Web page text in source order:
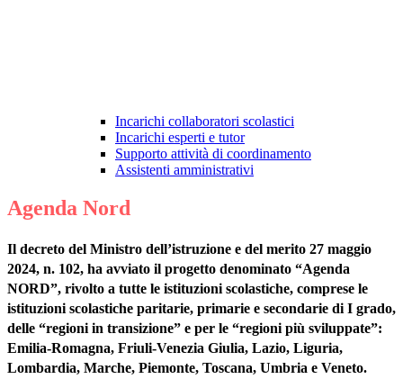
Incarichi collaboratori scolastici
Incarichi esperti e tutor
Supporto attività di coordinamento
Assistenti amministrativi
Agenda Nord
Il decreto del Ministro dell’istruzione e del merito 27 maggio
2024, n. 102, ha avviato il progetto denominato “Agenda
NORD”, rivolto a tutte le istituzioni scolastiche, comprese le
istituzioni scolastiche paritarie, primarie e secondarie di I grado,
delle “regioni in transizione” e per le “regioni più sviluppate”:
Emilia-Romagna, Friuli-Venezia Giulia, Lazio, Liguria,
Lombardia, Marche, Piemonte, Toscana, Umbria e Veneto.